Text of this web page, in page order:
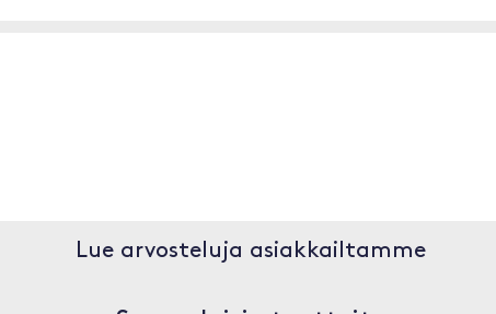
Lue arvosteluja asiakkailtamme